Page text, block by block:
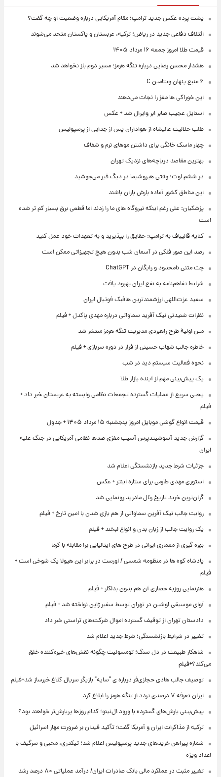
پشت پرده عکس جدید ترامپ؛ مقام آمریکایی درباره وضعیت او چه گفت؟
ائتلاف دفاعی جدید در ریاض؛ ترکیه، عربستان و پاکستان متحد می‌شوند
قیمت طلا امروز جمعه ۱۶ مرداد ۱۴۰۵
هشدار محسن رضایی درباره تنگه هرمز؛ مسیر دوم باز نخواهد شد
۶ منبع پنهان ویتامین C
این خوراکی ها مغز را نجات می‌دهند
استایل عجیب صابر ابر وایرال شد + عکس
طلب حلالیت عالیشاه از هواداران پس از جدایی از پرسپولیس
چهار ماسک خانگی برای داشتن موهای نرم و شفاف
بهترین مقاصد دریاچه‌های نزدیک تهران
در ششم اوت؛ وقتی هیروشیما در دیگ قیر می‌جوشید
این مناطق کشور آماده بارش باران باشند
پزشکیان: علی رغم اینکه نیروگاه های ما را زدند اما قطعی برق بسیار کم تر شده
است
کنایه قالیباف به ترامپ: حقایق را بپذیرید و به تعهدات خود عمل کنید
رصد این صور فلکی در آسمان شب بدون هیچ تجهیزاتی ممکن است
چت متنی نامحدود و رایگان در ChatGPT
شرایط تفاهم‌نامه به نفع ایران بهبود یافت
سعید عزت‌اللهی ارزشمندترین هافبک فوتبال ایران
نظرات شنیدنی نیک آفرید سماواتی درباره مهدی پاکدل + فیلم
متن اولیۀ طرح راهبردی مدیریت تنگه هرمز منتشر شد
خاطره جالب شهاب حسینی از فرار در دوره سربازی + فیلم
نحوه فعالیت سیستم دید در شب
یک پیش‌بینی مهم از آینده بازار طلا
یحیی سریع از عملیات گسترده تجمعات نظامی وابسته به عربستان خبر داد +
فیلم
قیمت انواع گوشی موبایل امروز پنجشنبه ۱۵ مرداد ۱۴۰۵ + جدول
گزارش جدید آسوشیتدپرس آسیب مغزی صدها نظامی آمریکایی در جنگ علیه
ایران
جزئیات شرط جدید بازنشستگی اعلام شد
استوری مهدی طارمی برای ستاره اینتر + عکس
گران‌ترین خرید تاریخ رئال مادرید رونمایی شد
روایت جالب نیک آفرین سماواتی از هم بازی شدن با امین تارخ + فیلم
یک روایت جالب از زبان بدن و انواع لبخند + فیلم
بهره گیری از معماری ایرانی در طرح های ایتالیایی برا مقابله با گرما
پادشاه کوه ها در منظومه شمسی / اورست در برابر این هیولا یک شوخی است +
فیلم
هنرنمایی روزبه حصاری آن هم بدون بدلکار + فیلم
آوای موسیقی اوشین در تهران توسط سفیر ژاپن نواخته شد + فیلم
دادستان تهران از توقیف گسترده اموال شرکت‌های تراستی خبر داد
تغییر در شرایط بازنشستگی؛ شرط جدید اعلام شد
شاهکار طبیعت در دل سنگ؛ تومسونیت چگونه نقش‌های خیره‌کننده خلق
می‌کند؟+فیلم
توصیف جالب هادی حجازی‌فر درباره ی "سایه" بازیگر سریال کلاغ خبرساز شد+فیلم
ایران تعرفه ۷ درصدی تردد از تنگه هرمز را ابلاغ کرد
پیش‌بینی بارش‌های گسترده با ورود ال‌نینو؛ کدام روزها پربارش‌تر خواهند بود؟
ترکیه از مذاکرات ایران و آمریکا گفت؛ تأکید فیدان بر ضرورت مهار اسرائیل
شماره پیراهن خریدهای جدید پرسپولیس اعلام شد؛ تیکدری، محبی و سرگیف با
اعداد ویژه
تغییر مثبت در عملکرد مالی بانک صادرات ایران/ درآمد عملیاتی ۸۰ درصد رشد